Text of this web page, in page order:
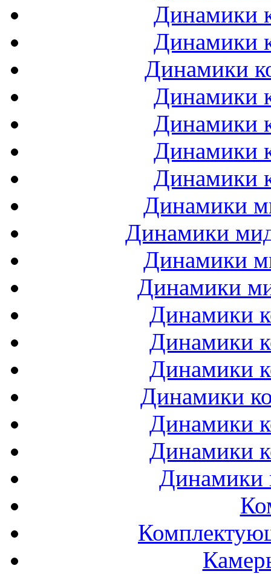
Динамики
Динамики
Динамики
Динамики
Динамики
Динамики
Динамики
Динамики
Динамики
Динамики
Динамики
Динамики
Динамики
Динамики
Динамики
Динамики
Динамики
Динамики